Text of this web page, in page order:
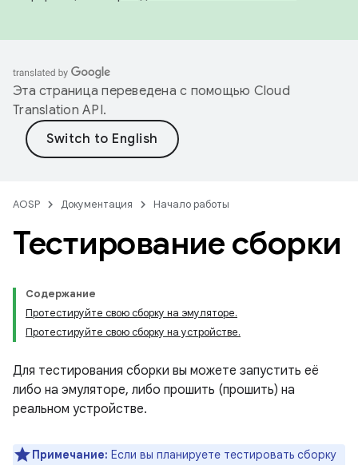
Эта страница переведена с помощью Cloud
Translation API.
AOSP Документация Начало работы
Тестирование сборки
Содержание
Протестируйте свою сборку на эмуляторе.
Протестируйте свою сборку на устройстве.
Для тестирования сборки вы можете запустить её
либо на эмуляторе, либо прошить (прошить) на
реальном устройстве.
Примечание: Если вы планируете тестировать сборку